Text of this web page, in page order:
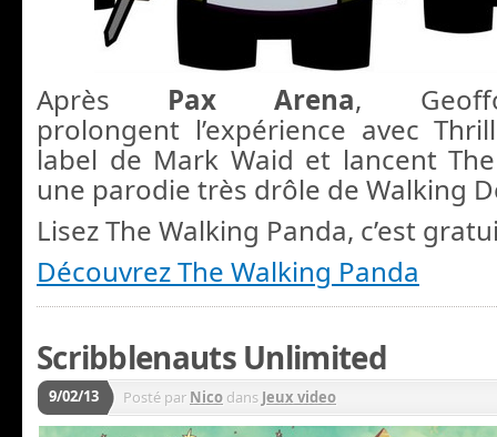
Après Pax Arena,
prolongent l’expérience avec
label de Mark Waid et lancent
une parodie très drôle de Walking
Lisez The Walking Panda, c’est
Découvrez The Walking Panda
Scribblenauts Unlimited
9/02/13 Posté par Nico dans Jeux video